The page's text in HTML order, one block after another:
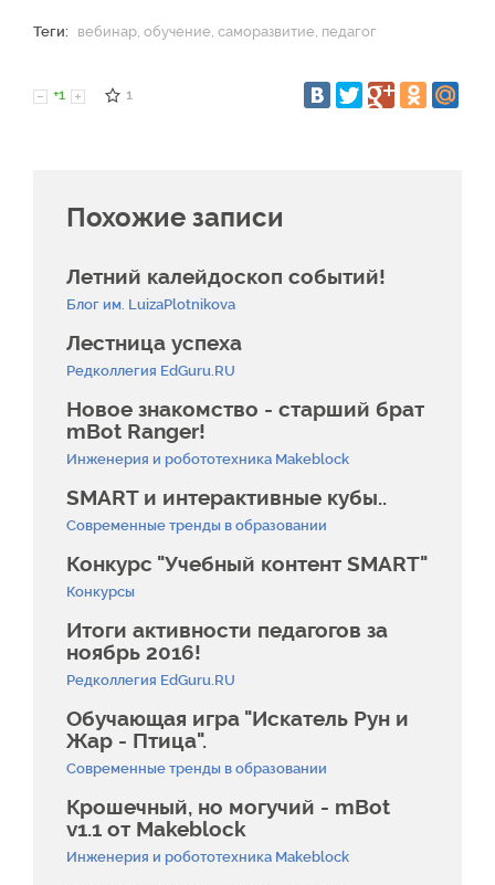
Теги: вебинар обучение саморазвитие педагог
+1 1
Похожие записи
Летний калейдоскоп событий!
Блог им. LuizaPlotnikova
Лестница успеха
Редколлегия EdGuru.RU
Новое знакомство - старший брат
mBot Ranger!
Инженерия и робототехника Makeblock
SMART и интерактивные кубы..
Современные тренды в образовании
Конкурс "Учебный контент SMART"
Конкурсы
Итоги активности педагогов за
ноябрь 2016!
Редколлегия EdGuru.RU
Обучающая игра "Искатель Рун и
Жар - Птица".
Современные тренды в образовании
Крошечный, но могучий - mBot
v1.1 от Makeblock
Инженерия и робототехника Makeblock